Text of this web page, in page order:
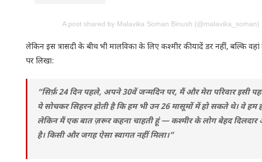
A post shared by Malavika Soman Binush (@malavika_soman)
लेकिन इस त्रासदी के बीच भी मालविका के लिए कश्मीर की यादें डर नहीं, बल्कि
पर लिखा:
“सिर्फ़ 24 दिन पहले, अपने 30वें जन्मदिन पर, मैं और मेरा परिवार
ये सोचकर सिहरन होती है कि हम भी उन 26 मासूमों में हो सकते थे। वे हम
लेकिन मैं एक बात ज़रूर कहना चाहती हूं — कश्मीर के लोग बेहद दिलदार
है। किसी और जगह ऐसा स्वागत नहीं मिला।”